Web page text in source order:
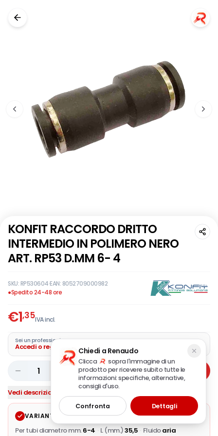
KONFIT RACCORDO DRITTO
INTERMEDIO IN POLIMERO NERO
ART. RP53 D.MM 6- 4
SKU:RP530604·EAN: 8052709000982
●Spedito 24-48 ore
€1,35IVA incl.
Sei un professionista?
Accedi o registra la tua azienda
1 Aggiungi
Vedi descrizione completa
VARIANTE SELEZIONATA Modifica
Per tubi diametro mm.6-4 · L (mm.)35,5 · Fluidoaria
Chiedi a Renaudo
Clicca
sopra l'immagine di un
prodotto per ricevere subito tutte le
informazioni: specifiche, alternative,
consigli d'uso.
Confronta Dettagli